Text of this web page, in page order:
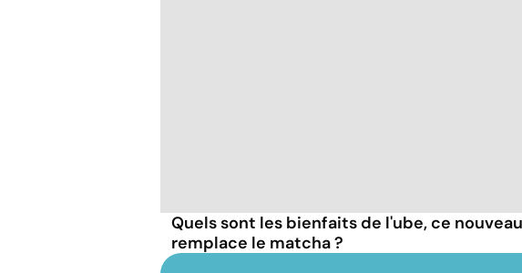
Quels sont les bienfaits de l'ube, ce
remplace le matcha ?